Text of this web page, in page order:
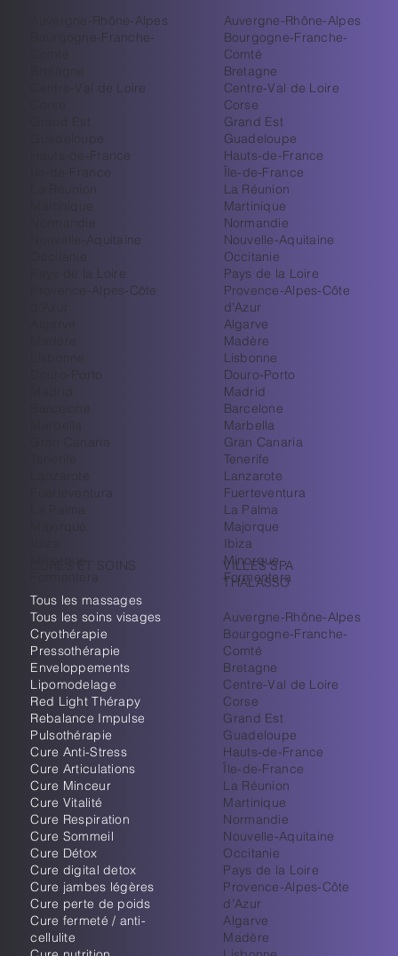
Auvergne-Rhône-Alpes
Bourgogne-Franche-
Centre-Val de Loire
Guadeloupe
Hauts-de-France
Île-de-France
La Réunion
Nouvelle-Aquitaine
Pays de la Loire
Provence-Alpes-Côte
Douro-Porto
Gran Canaria
Fuerteventura
Formentera
Auvergne-Rhône-Alpes
Bourgogne-Franche-
Comté
Bretagne
Centre-Val de Loire
Corse
Grand Est
Guadeloupe
Hauts-de-France
Île-de-France
La Réunion
Martinique
Normandie
Nouvelle-Aquitaine
Occitanie
Pays de la Loire
Provence-Alpes-Côte
d’Azur
Algarve
Madère
Lisbonne
Douro-Porto
Madrid
Barcelone
Marbella
Gran Canaria
Tenerife
Lanzarote
Fuerteventura
La Palma
Majorque
Ibiza
Minorque
Formentera
CURES ET SOINS
Tous les massages
Tous les soins visages
Cryothérapie
Pressothérapie
Enveloppements
Lipomodelage
Red Light Thérapy
Rebalance Impulse
Pulsothérapie
Cure Anti-Stress
Cure Articulations
Cure Minceur
Cure Vitalité
Cure Respiration
Cure Sommeil
Cure Détox
Cure digital detox
Cure jambes légères
Cure perte de poids
Cure fermeté / anti-
cellulite
VILLES SPA
THALASSO
Auvergne-Rhône-Alpes
Bourgogne-Franche-
Comté
Bretagne
Centre-Val de Loire
Corse
Grand Est
Guadeloupe
Hauts-de-France
Île-de-France
La Réunion
Martinique
Normandie
Nouvelle-Aquitaine
Occitanie
Pays de la Loire
Provence-Alpes-Côte
d’Azur
Algarve
Madère